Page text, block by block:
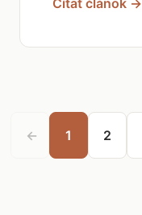
Čítať článok →
← 1 2